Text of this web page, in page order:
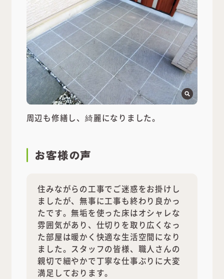
周辺も修繕し、綺麗になりました。
お客様の声
住みながらの工事でご迷惑をお掛けし
ましたが、無事に工事も終わり良かっ
たです。無垢を使った床はオシャレな
雰囲気があり、仕切りを取り広くなっ
た部屋は暖かく快適な生活空間になり
ました。スタッフの皆様、職人さんの
親切で細やかで丁寧な仕事ぶりに大変
満足しております。